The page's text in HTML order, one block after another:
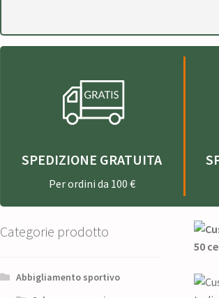
SPEDIZIONE GRATUITA
Per ordini da 100 €
Categorie prodotto
Abbigliamento sportivo